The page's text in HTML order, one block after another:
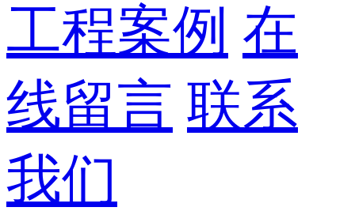
工程案例 在
线留言 联系
我们